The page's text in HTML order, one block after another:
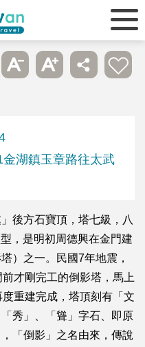
湖鎮玉章路往太武
後方石寶頂，塔七級，八
，是明初周德興在金門建
）之一。民國7年地震，
才剛完工的倒影塔，馬上
重建完成，塔頂刻有「文
秀」、「聳」字石、即原
「倒影」之名由來，傳說